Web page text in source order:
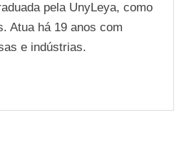
pela UnyLeya, como
Atua há 19 anos com
e indústrias.